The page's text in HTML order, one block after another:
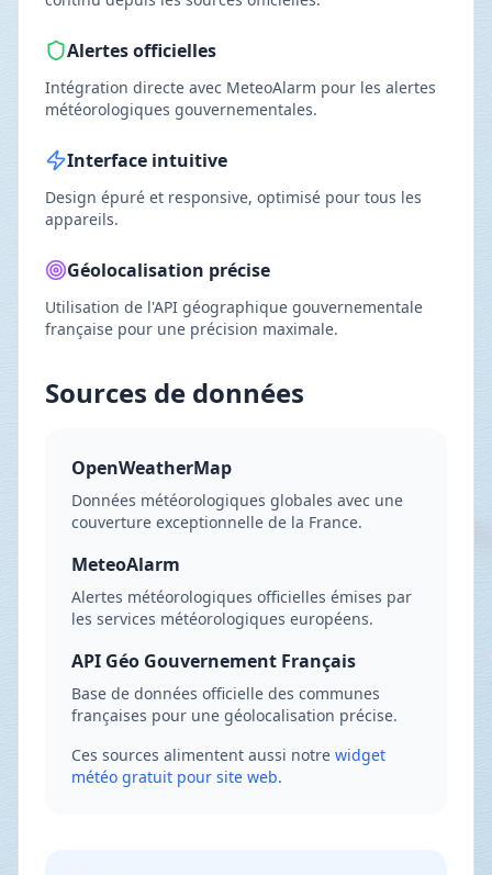
Alertes officielles
Intégration directe avec MeteoAlarm pour les alertes
météorologiques gouvernementales.
Interface intuitive
Design épuré et responsive, optimisé pour tous les
appareils.
Géolocalisation précise
Utilisation de l'API géographique gouvernementale
française pour une précision maximale.
Sources de données
OpenWeatherMap
Données météorologiques globales avec une
couverture exceptionnelle de la France.
MeteoAlarm
Alertes météorologiques officielles émises par
les services météorologiques européens.
API Géo Gouvernement Français
Base de données officielle des communes
françaises pour une géolocalisation précise.
Ces sources alimentent aussi notre widget
météo gratuit pour site web.